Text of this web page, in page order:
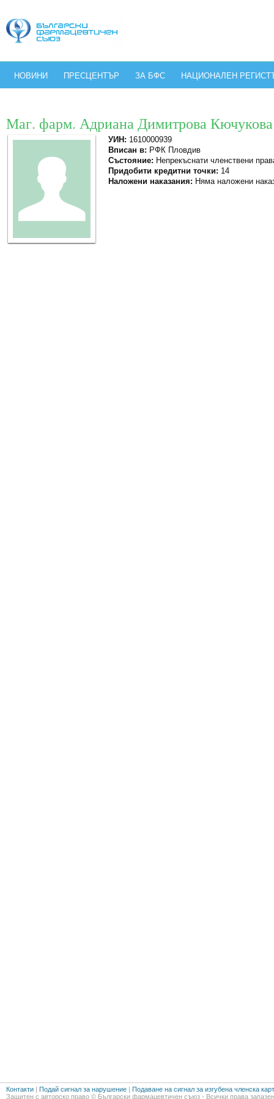
НОВИНИ ПРЕСЦЕНТЪР ЗА БФС НАЦИОНАЛЕН
Маг. фарм. Адриана Димитрова Кючукова
УИН: 1610000939
Вписан в: РФК Пловдив
Състояние: Непрекъснати членствени
Придобити кредитни точки: 14
Наложени наказания: Няма наложени
Контакти | Подай сигнал за нарушение | Подаване на сигнал за изгубена членска
Защитен с авторско право © Български фармацевтичен съюз - Всички права